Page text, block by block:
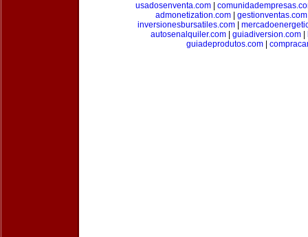
usadosenventa.com|
admonetization.com| gestionventas.com
inversionesbursatiles.com|
autosenalquiler.com| guiadiversion.com|
guiadeprodutos.com|